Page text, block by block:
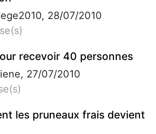
28/07/2010
recevoir 40 personnes
27/07/2010
les pruneaux frais devient